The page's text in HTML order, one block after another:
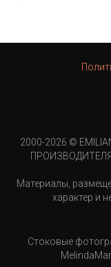
2000-2026 ©
Материалы,
характер и
Стоковые